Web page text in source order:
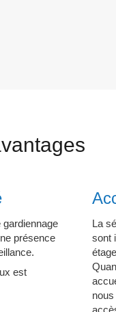
présence
est
La
sont